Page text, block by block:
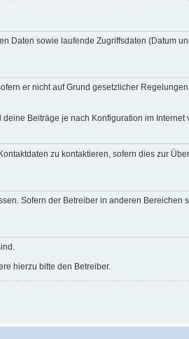
Daten sowie laufende Zugriffsdaten (Datum
er nicht auf Grund gesetzlicher
Beiträge je nach Konfiguration im
zu kontaktieren, sofern dies zur
Sofern der Betreiber in anderen
hierzu bitte den Betreiber.